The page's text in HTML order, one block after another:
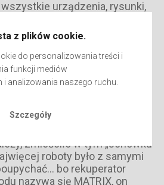
urządzenia, rysunki,
Doboru! No to jak tak, to
pomoże przy doborze.
jeszcze przy tym do
i kanały! Coraz lepiej.
domu Klientki. Wybrałem
mam koszty. Można
się przy tej instalacji, żeby
zmieściło w tym „schowku
roboty było z samymi
bo rekuperator
nazywa się MATRIX, on
z plików cookie.
do personalizowania treści i
funkcji mediów
analizowania naszego ruchu.
Szczegóły